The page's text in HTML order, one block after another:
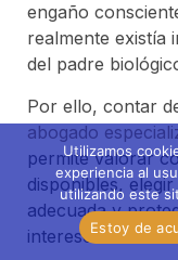
engaño
realmente existía
del padre
Por ello, contar
abogado
permite valorar
disponibles,
adecuada y
intereses de
Utilizamos
experiencia al
utilizando este
Estoy de